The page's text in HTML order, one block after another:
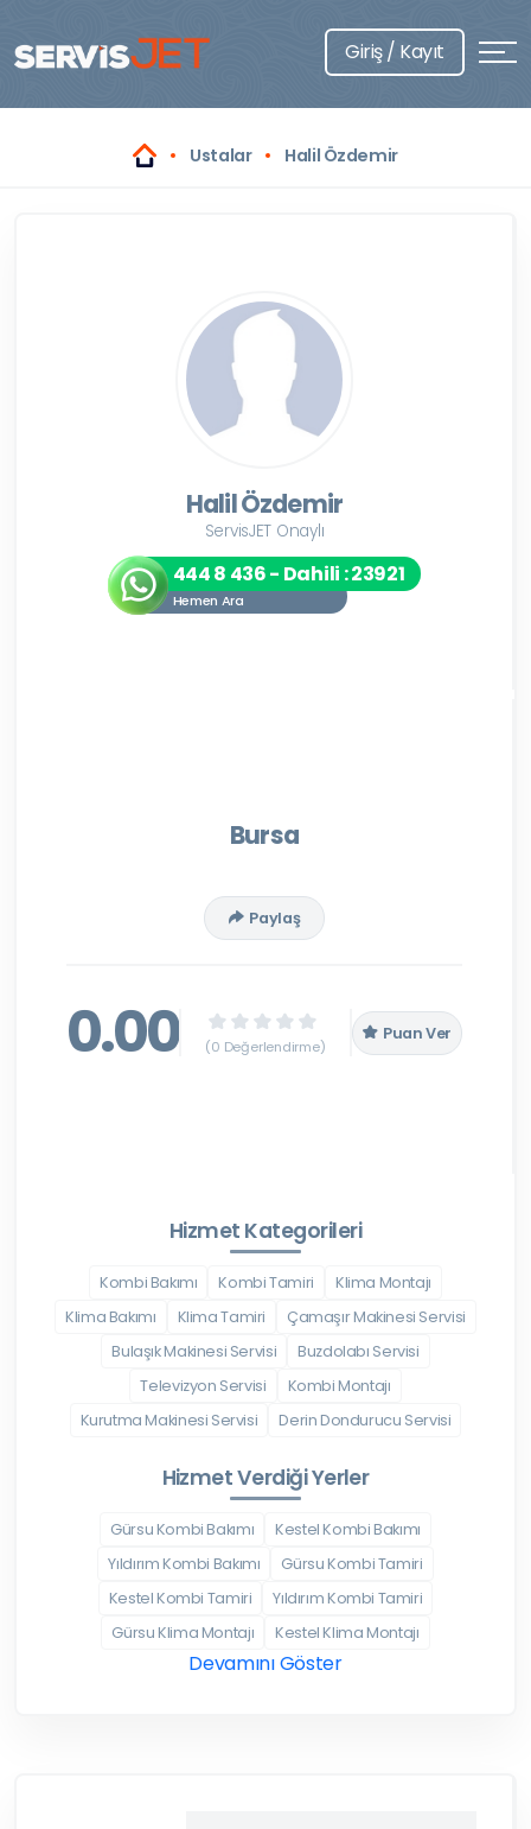
Giriş / Kayıt
Ustalar Halil Özdemir
Halil Özdemir
ServisJET Onaylı
444 8 436 - Dahili : 23921
Hemen Ara
Bursa
Paylaş
0.00 (0 Değerlendirme)
Puan Ver
Hizmet Kategorileri
Kombi Bakımı Kombi Tamiri
Klima Montajı
Klima Bakımı
Klima Tamiri
Çamaşır Makinesi Servisi
Bulaşık Makinesi Servisi
Buzdolabı Servisi
Televizyon Servisi
Kombi Montajı
Kurutma Makinesi Servisi
Derin Dondurucu Servisi
Hizmet Verdiği Yerler
Gürsu Kombi Bakımı
Kestel Kombi Bakımı
Yıldırım Kombi Bakımı
Gürsu Kombi Tamiri
Kestel Kombi Tamiri
Yıldırım Kombi Tamiri
Gürsu Klima Montajı
Kestel Klima Montajı
Devamını Göster